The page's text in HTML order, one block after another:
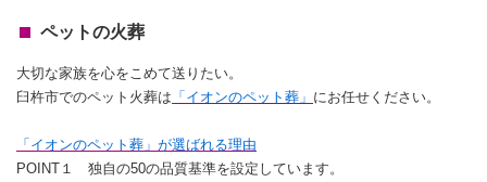
ペットの火葬
大切な家族を心をこめて送りたい。
臼杵市でのペット火葬は 「イオンのペット葬」 にお任せください。
「イオンのペット葬」が選ばれる理由
POINT１ 独自の50の品質基準を設定しています。